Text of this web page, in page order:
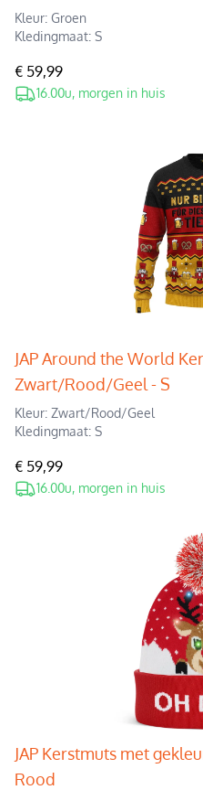
Kleur: Groen
Kledingmaat: S
€ 59,99
16.00u, morgen in huis
JAP Around the World
Zwart/Rood/Geel - S
Kleur: Zwart/Rood/Geel
Kledingmaat: S
€ 59,99
16.00u, morgen in huis
JAP Kerstmuts met
Rood